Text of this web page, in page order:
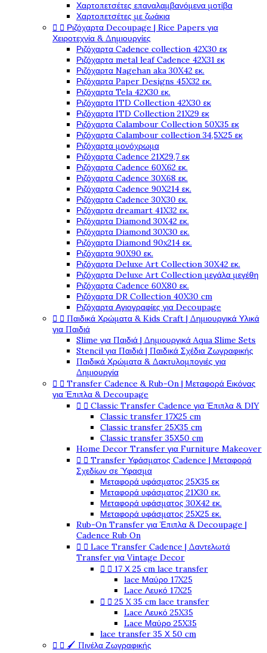
Χαρτοπετσέτες επαναλαμβανόμενα μοτίβα
Χαρτοπετσέτες με ζωάκια
  Ριζόχαρτα Decoupage | Rice Papers για
Χειροτεχνία & Δημιουργίες
Ριζόχαρτα Cadence collection 42X30 εκ
Ριζόχαρτα metal leaf Cadence 42X31 εκ
Ριζόχαρτα Nagehan aka 30X42 εκ.
Ριζόχαρτα Paper Designs 45X32 εκ.
Ριζόχαρτα Tela 42Χ30 εκ.
Ριζόχαρτα ITD Collection 42X30 εκ
Ριζόχαρτα ITD Collection 21X29 εκ
Ριζόχαρτα Calambour Collection 50X35 εκ
Ριζόχαρτα Calambour collection 34,5X25 εκ
Ριζόχαρτα μονόχρωμα
Ριζόχαρτα Cadence 21Χ29,7 εκ
Ριζόχαρτα Cadence 60X62 εκ.
Ριζόχαρτα Cadence 30X68 εκ.
Ριζόχαρτα Cadence 90X214 εκ.
Ριζόχαρτα Cadence 30X30 εκ.
Ριζόχαρτα dreamart 41X32 εκ.
Ριζόχαρτα Diamond 30X42 εκ.
Ριζόχαρτα Diamond 30X30 εκ.
Ριζόχαρτα Diamond 90x214 εκ.
Ριζόχαρτα 90X90 εκ.
Ριζόχαρτα Deluxe Art Collection 30X42 εκ.
Ριζόχαρτα Deluxe Art Collection μεγάλα μεγέθη
Ριζόχαρτα Cadence 60X80 εκ.
Ριζόχαρτα DR Collection 40X30 cm
Ριζόχαρτα Αγιογραφίες για Decoupage
  Παιδικά Χρώματα & Kids Craft | Δημιουργικά Υλικά
για Παιδιά
Slime για Παιδιά | Δημιουργικά Aqua Slime Sets
Stencil για Παιδιά | Παιδικά Σχέδια Ζωγραφικής
Παιδικά Χρώματα & Δακτυλομπογιές για
Δημιουργία
  Transfer Cadence & Rub-On | Μεταφορά Εικόνας
για Έπιπλα & Decoupage
  Classic Transfer Cadence για Έπιπλα & DIY
Classic transfer 17Χ25 cm
Classic transfer 25Χ35 cm
Classic transfer 35Χ50 cm
Home Decor Transfer για Furniture Makeover
  Transfer Υφάσματος Cadence | Μεταφορά
Σχεδίων σε Ύφασμα
Μεταφορά υφάσματος 25Χ35 εκ
Μεταφορά υφάσματος 21Χ30 εκ.
Μεταφορά υφάσματος 30Χ42 εκ.
Μεταφορά υφάσματος 25Χ25 εκ.
Rub-On Transfer για Έπιπλα & Decoupage |
Cadence Rub On
  Lace Transfer Cadence | Δαντελωτά
Transfer για Vintage Decor
  17 Χ 25 cm lace transfer
lace Μαύρο 17X25
Lace Λευκό 17X25
  25 X 35 cm lace transfer
Lace Λευκό 25X35
Lace Μαύρο 25X35
lace transfer 35 Χ 50 cm
  🖌️ Πινέλα Ζωγραφικής